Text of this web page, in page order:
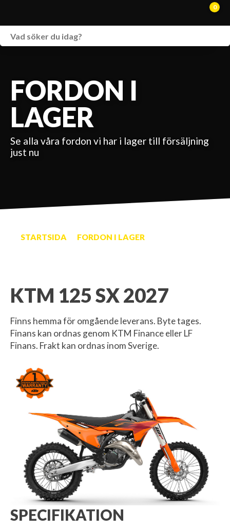
0
VÅRA BRANDS
FORDON I
LAGER
Se alla våra fordon vi har i lager till försäljning
just nu
STARTSIDA FORDON I LAGER
KTM 125 SX 2027
Finns hemma för omgående leverans. Byte tages.
Finans kan ordnas genom KTM Finance eller LF
Finans. Frakt kan ordnas inom Sverige.
SPECIFIKATION